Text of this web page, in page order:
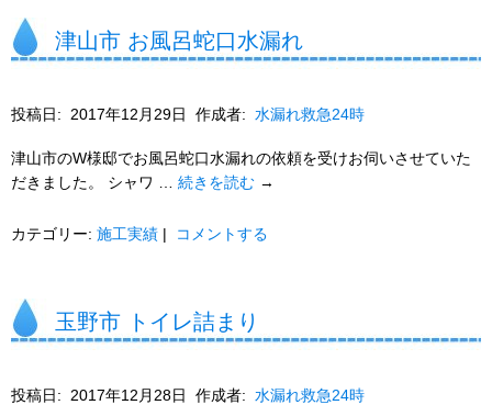
津山市 お風呂蛇口水漏れ
投稿日: 2017年12月29日 作成者: 水漏れ救急24時
津山市のW様邸でお風呂蛇口水漏れの依頼を受けお伺いさせていた
だきました。 シャワ … 続きを読む →
カテゴリー: 施工実績 | コメントする
玉野市 トイレ詰まり
投稿日: 2017年12月28日 作成者: 水漏れ救急24時